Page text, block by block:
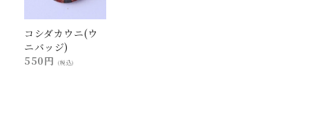
コシダカウニ(ウ
ニバッジ)
550円
(税込)